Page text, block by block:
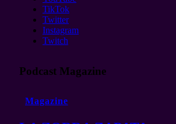
TikTok
Twitter
Instagram
Twitch
Podcast Magazine
Magazine